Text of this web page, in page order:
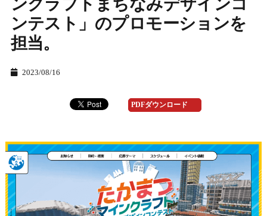
ンテスト」のプロモーションを
担当。
2023/08/16
PDFダウンロード